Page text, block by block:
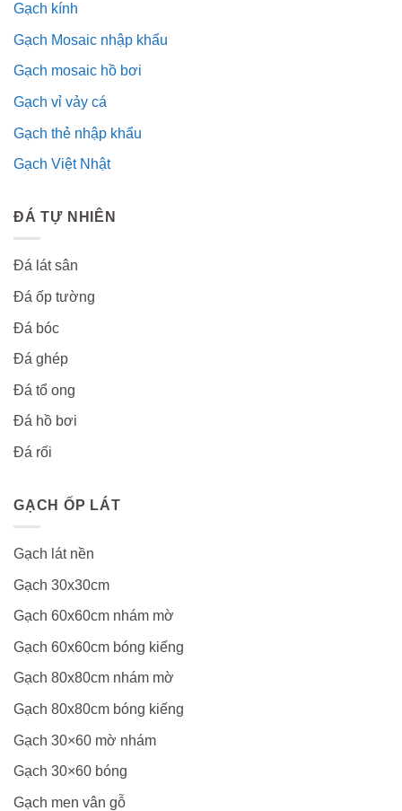
Gạch kính
Gạch Mosaic nhập khẩu
Gạch mosaic hồ bơi
Gạch vỉ vảy cá
Gạch thẻ nhập khẩu
Gạch Việt Nhật
ĐÁ TỰ NHIÊN
Đá lát sân
Đá ốp tường
Đá bóc
Đá ghép
Đá tổ ong
Đá hồ bơi
Đá rối
GẠCH ỐP LÁT
Gạch lát nền
Gạch 30x30cm
Gạch 60x60cm nhám mờ
Gạch 60x60cm bóng kiếng
Gạch 80x80cm nhám mờ
Gạch 80x80cm bóng kiếng
Gạch 30×60 mờ nhám
Gạch 30×60 bóng
Gạch men vân gỗ